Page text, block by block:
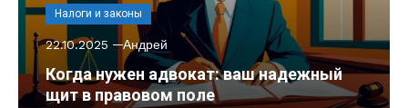
Налоги и законы
22.10.2025 Андрей
Когда нужен адвокат: ваш надежный
щит в правовом поле